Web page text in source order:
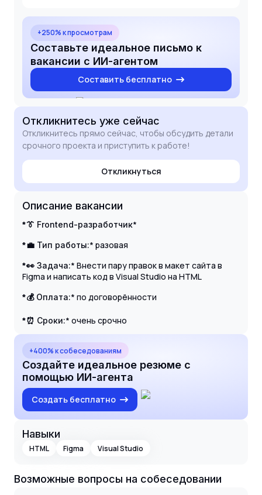
+250% к просмотрам
Составьте идеальное письмо к
вакансии с ИИ-агентом
Составить бесплатно
Откликнитесь уже сейчас
Откликнитесь прямо сейчас, чтобы обсудить детали
срочного проекта и приступить к работе!
Откликнуться
Описание вакансии
*👔 Frontend-разработчик*
*💼 Тип работы:* разовая
*👀 Задача:* Внести пару правок в макет сайта в
Figma и написать код в Visual Studio на HTML
*💰 Оплата:* по договорённости
*⏰ Сроки:* очень срочно
+400% к собеседованиям
Создайте идеальное резюме с
помощью ИИ-агента
Создать бесплатно
Навыки
HTML Figma Visual Studio
Возможные вопросы на собеседовании